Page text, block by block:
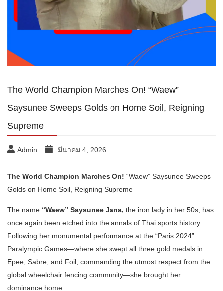
The World Champion Marches On! “Waew”
Saysunee Sweeps Golds on Home Soil, Reigning
Supreme
Admin มีนาคม 4, 2026
The World Champion Marches On! “Waew” Saysunee Sweeps
Golds on Home Soil, Reigning Supreme
The name “Waew” Saysunee Jana, the iron lady in her 50s, has
once again been etched into the annals of Thai sports history.
Following her monumental performance at the “Paris 2024”
Paralympic Games—where she swept all three gold medals in
Epee, Sabre, and Foil, commanding the utmost respect from the
global wheelchair fencing community—she brought her
dominance home.